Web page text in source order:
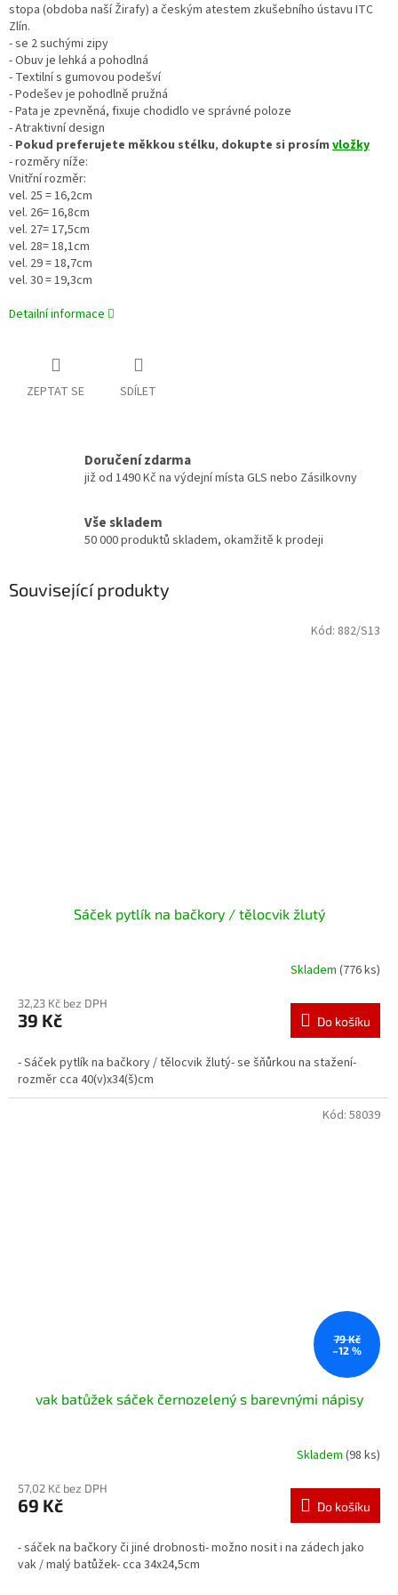
stopa (obdoba naší Žirafy) a českým atestem zkušebního ústavu ITC
Zlín.
- se 2 suchými zipy
- Obuv je lehká a pohodlná
- Textilní s gumovou podešví
- Podešev je pohodlně pružná
- Pata je zpevněná, fixuje chodidlo ve správné poloze
- Atraktivní design
- Pokud preferujete měkkou stélku, dokupte si prosím vložky
- rozměry níže:
Vnitřní rozměr:
vel. 25 = 16,2cm
vel. 26= 16,8cm
vel. 27= 17,5cm
vel. 28= 18,1cm
vel. 29 = 18,7cm
vel. 30 = 19,3cm
Detailní informace
ZEPTAT SE SDÍLET
Doručení zdarma
již od 1490 Kč na výdejní místa GLS nebo Zásilkovny
Vše skladem
50 000 produktů skladem, okamžitě k prodeji
Související produkty
Sáček pytlík na bačkory / tělocvik žlutý
Skladem (776 ks)
32,23 Kč bez DPH
39 Kč Do košíku
- Sáček pytlík na bačkory / tělocvik žlutý- se šňůrkou na stažení-
rozměr cca 40(v)x34(š)cm
Kód: 882/S13
79 Kč
–12 %
vak batůžek sáček černozelený s barevnými nápisy
Skladem (98 ks)
57,02 Kč bez DPH
69 Kč Do košíku
- sáček na bačkory či jiné drobnosti- možno nosit i na zádech jako
vak / malý batůžek- cca 34x24,5cm
Kód: 58039